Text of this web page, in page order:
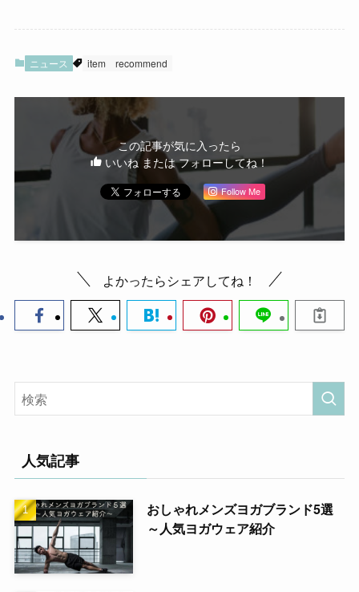
ニュース item recommend
この記事が気に入ったら
いいね または フォローしてね！
Follow Me
よかったらシェアしてね！
人気記事
おしゃれメンズヨガブランド5選
～人気ヨガウェア紹介